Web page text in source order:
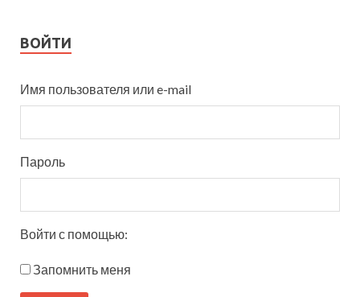
ВОЙТИ
Имя пользователя или e-mail
Пароль
Войти с помощью:
Запомнить меня